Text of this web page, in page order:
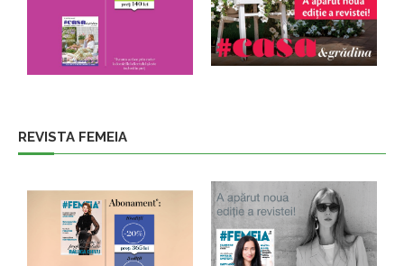
REVISTA FEMEIA